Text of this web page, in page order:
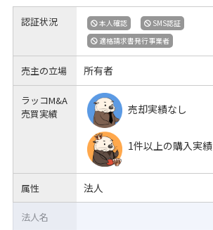
認証状況 本人確認
SMS認証
適格請求書発行事業者
売主の立場 所有者
ラッコM&A
売買実績
売却実績なし
1件以上の購入実績
属性 法人
法人名